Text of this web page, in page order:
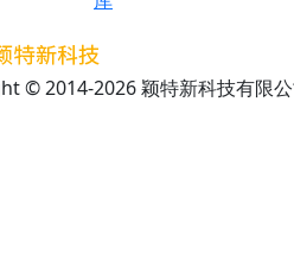
© 2014-2026 颖特新科技有限